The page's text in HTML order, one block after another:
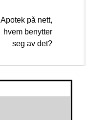
Apotek på nett,
hvem benytter
seg av det?